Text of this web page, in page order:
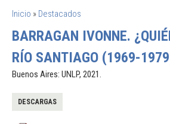
SE ENCUENTRA USTED AQUÍ
Inicio » Destacados
BARRAGAN IVONNE.
RÍO SANTIAGO (1969-
Buenos Aires: UNLP, 2021.
DESCARGAS